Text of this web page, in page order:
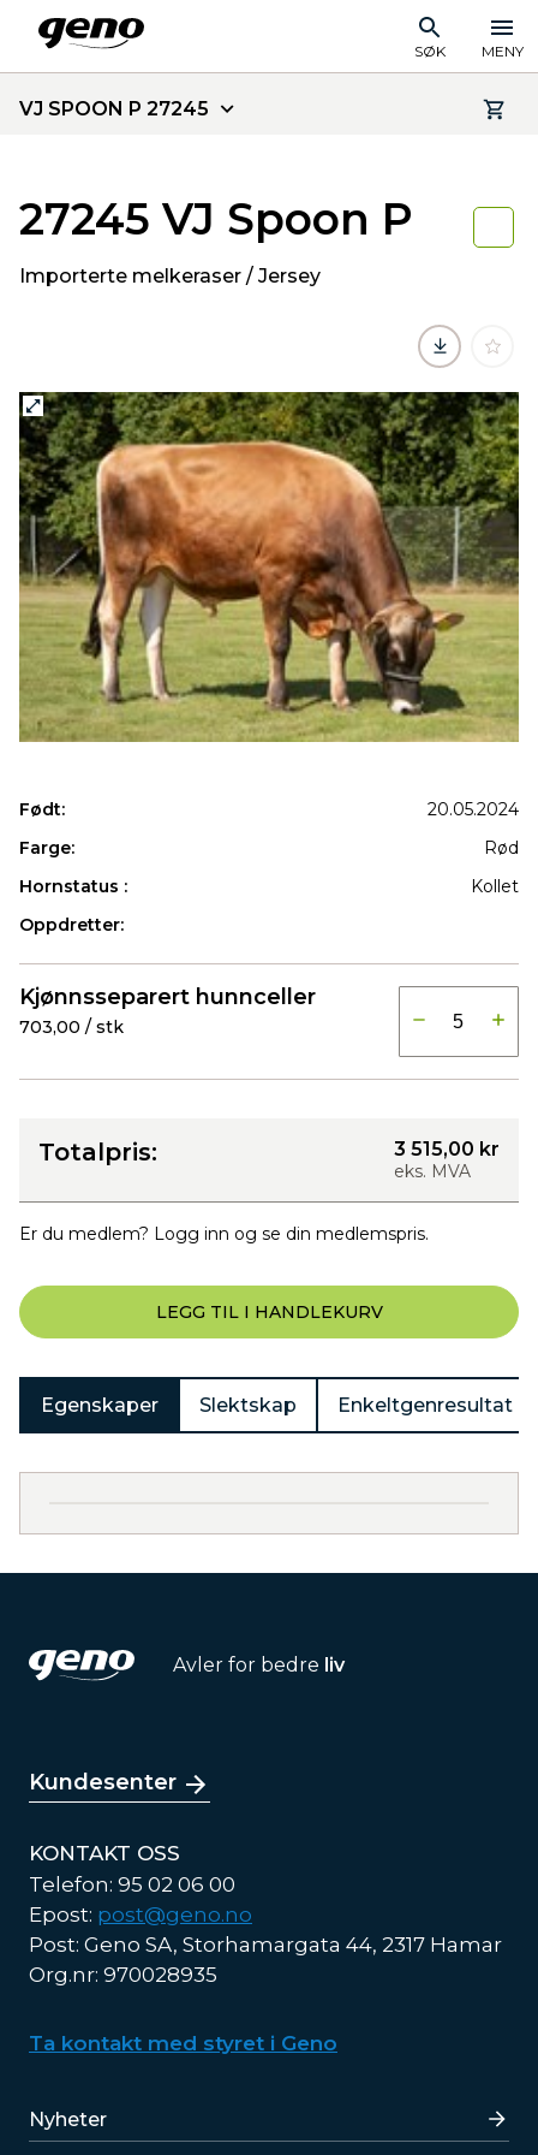
SØK MENY
VJ SPOON P 27245
27245 VJ Spoon P
Importerte melkeraser / Jersey
Født:
20.05.2024
Farge:
Rød
Hornstatus :
Kollet
Oppdretter:
Kjønnsseparert hunnceller
703,00 / stk
Totalpris: 3 515,00 kr
eks. MVA
Er du medlem? Logg inn og se din medlemspris.
LEGG TIL I HANDLEKURV
Egenskaper Slektskap Enkeltgenresultat
Avler for bedre liv
Kundesenter
KONTAKT OSS
Telefon: 95 02 06 00
Epost: post@geno.no
Post: Geno SA, Storhamargata 44, 2317 Hamar
Org.nr: 970028935
Ta kontakt med styret i Geno
Lenker
Nyheter